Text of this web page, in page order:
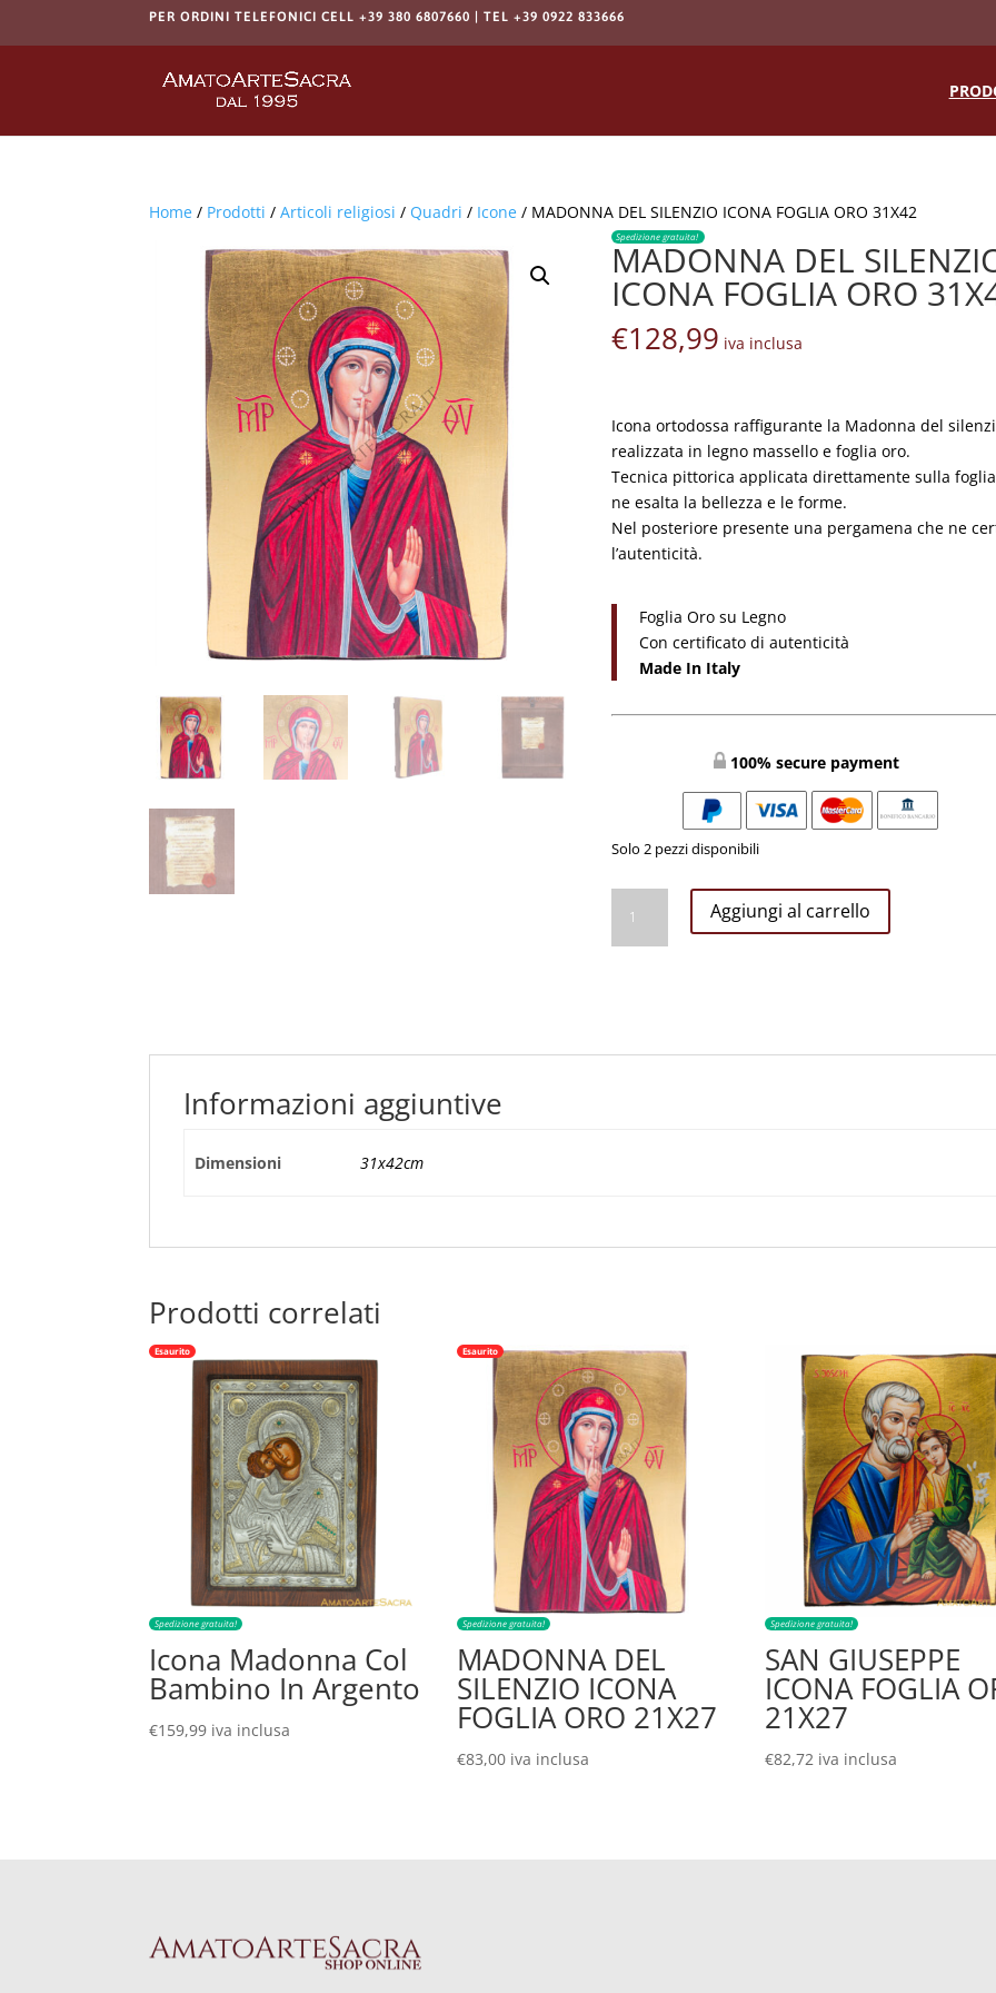
PER ORDINI TELEFONICI CELL +39 380 6807660 | TEL +39 0922 833666
Products
Home / Prodotti /Articoli religiosi / Quadri / Icone / MADONNA DEL SILENZIO ICONA FOGLIA ORO 31X42
Spedizione gratuita!
MADONNA DEL
ICONA FOGLIA ORO
€128,99 iva inclusa
Icona ortodossa raffigurante la Madonna del
realizzata in legno massello e foglia oro.
Tecnica pittorica applicata direttamente sulla
ne esalta la bellezza e le forme.
Nel posteriore presente una pergamena che ne
l’autenticità.
Foglia Oro su Legno
Con certificato di autenticità
Made In Italy
100% secure payment
Solo 2 pezzi disponibili
DEL
SILENZIO
31X42
Aggiungi al carrello
Informazioni aggiuntive
Dimensioni 31x42cm
Prodotti correlati
Esaurito
Spedizione gratuita!
Icona Madonna Col
Bambino In Argento
€159,99 iva inclusa
Esaurito
Spedizione gratuita!
MADONNA DEL
SILENZIO ICONA
FOGLIA ORO 21X27
€83,00 iva inclusa
Spedizione gratuita!
SAN GIUSEPPE
ICONA FOGLIA
21X27
€82,72 iva inclusa